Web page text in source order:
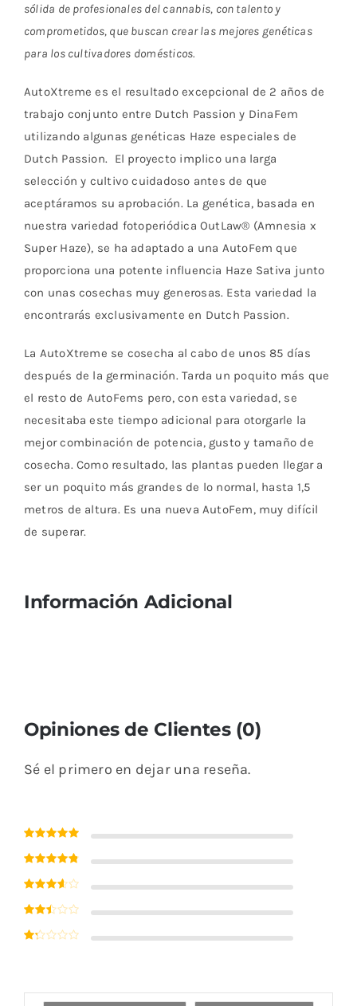
sólida de profesionales del cannabis, con talento y
comprometidos, que buscan crear las mejores genéticas
para los cultivadores domésticos.
AutoXtreme es el resultado excepcional de 2 años de
trabajo conjunto entre Dutch Passion y DinaFem
utilizando algunas genéticas Haze especiales de
Dutch Passion. El proyecto implico una larga
selección y cultivo cuidadoso antes de que
aceptáramos su aprobación. La genética, basada en
nuestra variedad fotoperiódica OutLaw® (Amnesia x
Super Haze), se ha adaptado a una AutoFem que
proporciona una potente influencia Haze Sativa junto
con unas cosechas muy generosas. Esta variedad la
encontrarás exclusivamente en Dutch Passion.
La AutoXtreme se cosecha al cabo de unos 85 días
después de la germinación. Tarda un poquito más que
el resto de AutoFems pero, con esta variedad, se
necesitaba este tiempo adicional para otorgarle la
mejor combinación de potencia, gusto y tamaño de
cosecha. Como resultado, las plantas pueden llegar a
ser un poquito más grandes de lo normal, hasta 1,5
metros de altura. Es una nueva AutoFem, muy difícil
de superar.
Información Adicional
Opiniones de Clientes (0)
Sé el primero en dejar una reseña.
de 5
con4de 5
con3de 5
con2
5